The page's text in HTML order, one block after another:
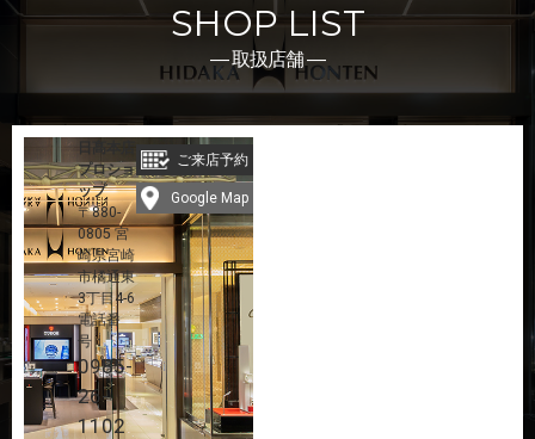
SHOP LIST
― 取扱店舗 ―
日髙本店
プロショ
ップ
〒880-
0805 宮
崎県宮崎
市橘通東
3丁目4-6
電話番
号：
0985-
26-
1102
ご来店予約
Google Map